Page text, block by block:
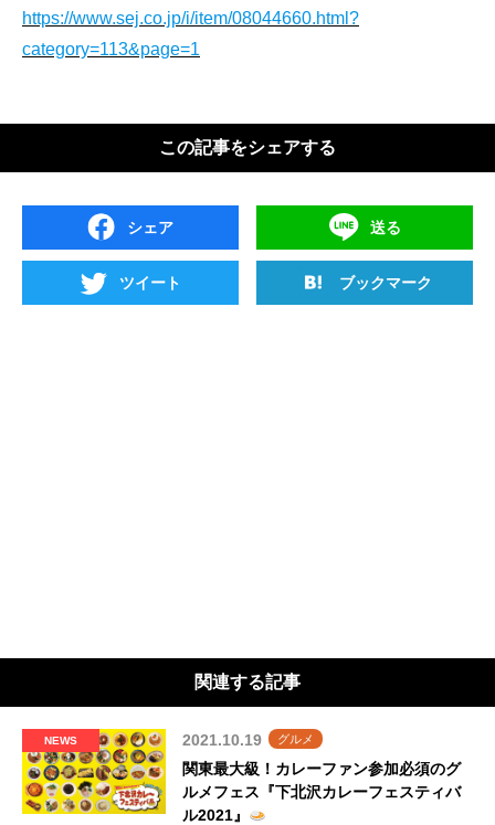
https://www.sej.co.jp/i/item/08044660.html?
category=113&page=1
この記事をシェアする
シェア 送る
ツイート ブックマーク
関連する記事
NEWS 2021.10.19 グルメ
関東最大級！カレーファン参加必須のグ
ルメフェス『下北沢カレーフェスティバ
ル2021』